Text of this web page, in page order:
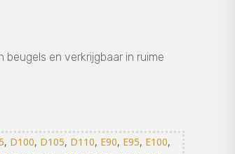
beugels en verkrijgbaar in ruime
, D100, D105, D110, E90, E95, E100,